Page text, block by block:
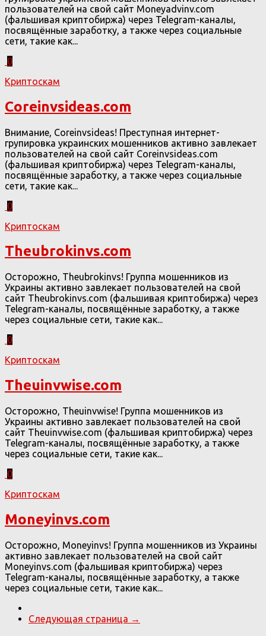
пользователей на свой сайт Moneyadvinv.com
(фальшивая криптобиржа) через Telegram-каналы,
посвящённые заработку, а также через социальные
сети, такие как...
0
Криптоскам
Coreinvsideas.com
Внимание, Coreinvsideas! Преступная интернет-
групировка украинских мошенников активно завлекает
пользователей на свой сайт Coreinvsideas.com
(фальшивая криптобиржа) через Telegram-каналы,
посвящённые заработку, а также через социальные
сети, такие как...
0
Криптоскам
Theubrokinvs.com
Осторожно, Theubrokinvs! Группа мошенников из
Украины активно завлекает пользователей на свой
сайт Theubrokinvs.com (фальшивая криптобиржа) через
Telegram-каналы, посвящённые заработку, а также
через социальные сети, такие как...
0
Криптоскам
Theuinvwise.com
Осторожно, Theuinvwise! Группа мошенников из
Украины активно завлекает пользователей на свой
сайт Theuinvwise.com (фальшивая криптобиржа) через
Telegram-каналы, посвящённые заработку, а также
через социальные сети, такие как...
0
Криптоскам
Moneyinvs.com
Осторожно, Moneyinvs! Группа мошенников из Украины
активно завлекает пользователей на свой сайт
Moneyinvs.com (фальшивая криптобиржа) через
Telegram-каналы, посвящённые заработку, а также
через социальные сети, такие как...
Следующая страница →